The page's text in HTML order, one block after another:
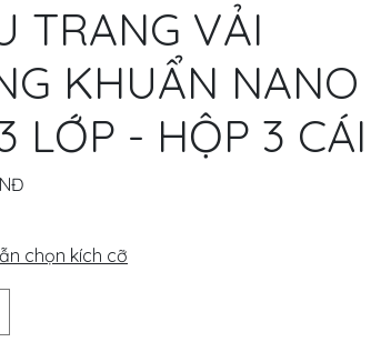
TRANG VẢI
KHUẨN NANO
LỚP - HỘP 3 CÁI
chọn kích cỡ